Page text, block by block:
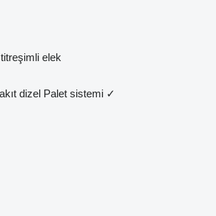
elek
dizel Palet sistemi ✓